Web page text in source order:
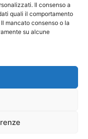
Il consenso a
quali il comportamento
mancato consenso o la
su alcune
/ Cookie Policy
puoi permetterti di correre